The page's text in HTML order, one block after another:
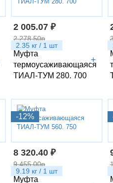
2.35 кг / 1 шт
2 005.07 ₽
+
2 278.50р
Муфта
термоусаживающаяся
ТИАЛ-ТУМ 280. 700
-12%
9.19 кг / 1 шт
8 320.40 ₽
9 455.00р
Муфта